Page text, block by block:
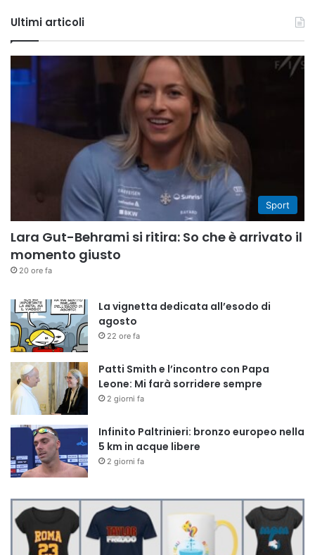
Ultimi articoli
Sport
Lara Gut-Behrami si ritira: So che è arrivato il
momento giusto
20 ore fa
La vignetta dedicata all’esodo di
agosto
22 ore fa
Patti Smith e l’incontro con Papa
Leone: Mi farà sorridere sempre
2 giorni fa
Infinito Paltrinieri: bronzo europeo nella
5 km in acque libere
2 giorni fa